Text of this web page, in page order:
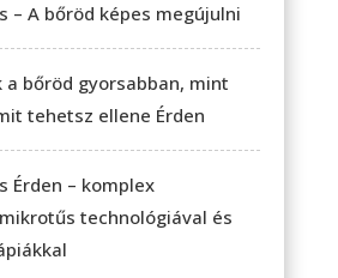
– A bőröd képes megújulni
a bőröd gyorsabban, mint
tehetsz ellene Érden
Érden – komplex
technológiával és